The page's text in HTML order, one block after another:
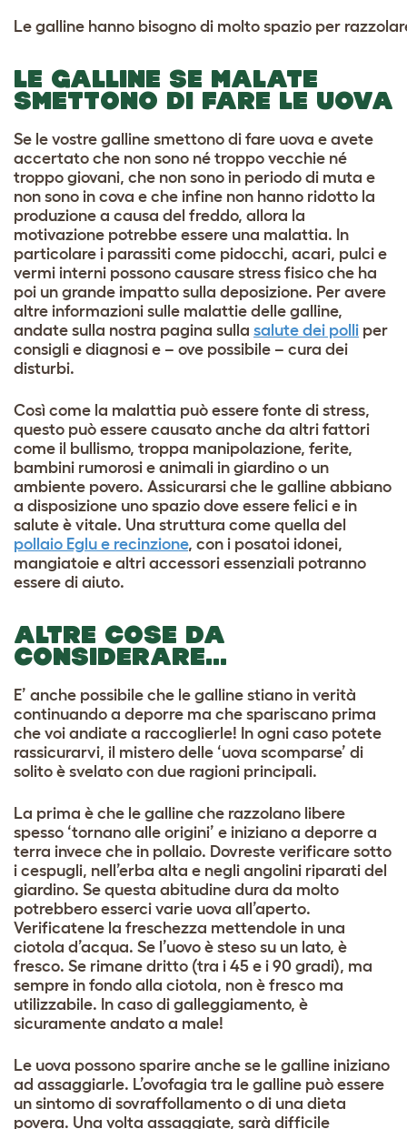
Le galline hanno bisogno di molto spazio per
LE GALLINE SE MALATE
SMETTONO DI FARE LE UOVA
Se le vostre galline smettono di fare uova e avete
accertato che non sono né troppo vecchie né
troppo giovani, che non sono in periodo di muta e
non sono in cova e che infine non hanno ridotto la
produzione a causa del freddo, allora la
motivazione potrebbe essere una malattia. In
particolare i parassiti come pidocchi, acari, pulci e
vermi interni possono causare stress fisico che ha
poi un grande impatto sulla deposizione. Per avere
altre informazioni sulle malattie delle galline,
andate sulla nostra pagina sulla salute dei polli per
consigli e diagnosi e – ove possibile – cura dei
disturbi.
Così come la malattia può essere fonte di stress,
questo può essere causato anche da altri fattori
come il bullismo, troppa manipolazione, ferite,
bambini rumorosi e animali in giardino o un
ambiente povero. Assicurarsi che le galline abbiano
a disposizione uno spazio dove essere felici e in
salute è vitale. Una struttura come quella del
pollaio Eglu e recinzione, con i posatoi idonei,
mangiatoie e altri accessori essenziali potranno
essere di aiuto.
ALTRE COSE DA
CONSIDERARE…
E’ anche possibile che le galline stiano in verità
continuando a deporre ma che spariscano prima
che voi andiate a raccoglierle! In ogni caso potete
rassicurarvi, il mistero delle ‘uova scomparse’ di
solito è svelato con due ragioni principali.
La prima è che le galline che razzolano libere
spesso ‘tornano alle origini’ e iniziano a deporre a
terra invece che in pollaio. Dovreste verificare sotto
i cespugli, nell’erba alta e negli angolini riparati del
giardino. Se questa abitudine dura da molto
potrebbero esserci varie uova all’aperto.
Verificatene la freschezza mettendole in una
ciotola d’acqua. Se l’uovo è steso su un lato, è
fresco. Se rimane dritto (tra i 45 e i 90 gradi), ma
sempre in fondo alla ciotola, non è fresco ma
utilizzabile. In caso di galleggiamento, è
sicuramente andato a male!
Le uova possono sparire anche se le galline iniziano
ad assaggiarle. L’ovofagia tra le galline può essere
un sintomo di sovraffollamento o di una dieta
povera. Una volta assaggiate, sarà difficile